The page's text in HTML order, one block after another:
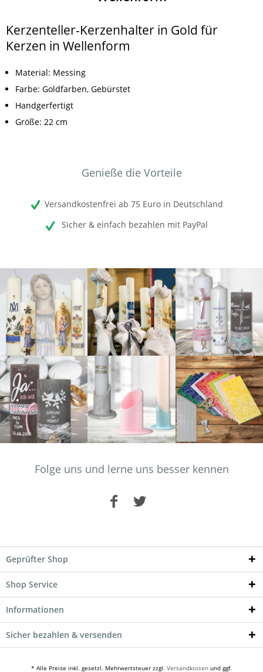
Kerzenteller-Kerzenhalter in Gold für
Kerzen in Wellenform
Material: Messing
Farbe: Goldfarben, Gebürstet
Handgerfertigt
Größe: 22 cm
Genieße die Vorteile
Versandkostenfrei ab 75 Euro in Deutschland
Sicher & einfach bezahlen mit PayPal
Folge uns und lerne uns besser kennen
Geprüfter Shop
Shop Service
Informationen
Sicher bezahlen & versenden
* Alle Preise inkl. gesetzl. Mehrwertsteuer zzgl. Versandkosten und ggf.